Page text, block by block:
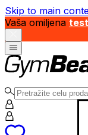
Skip to main
Vaša omiljena